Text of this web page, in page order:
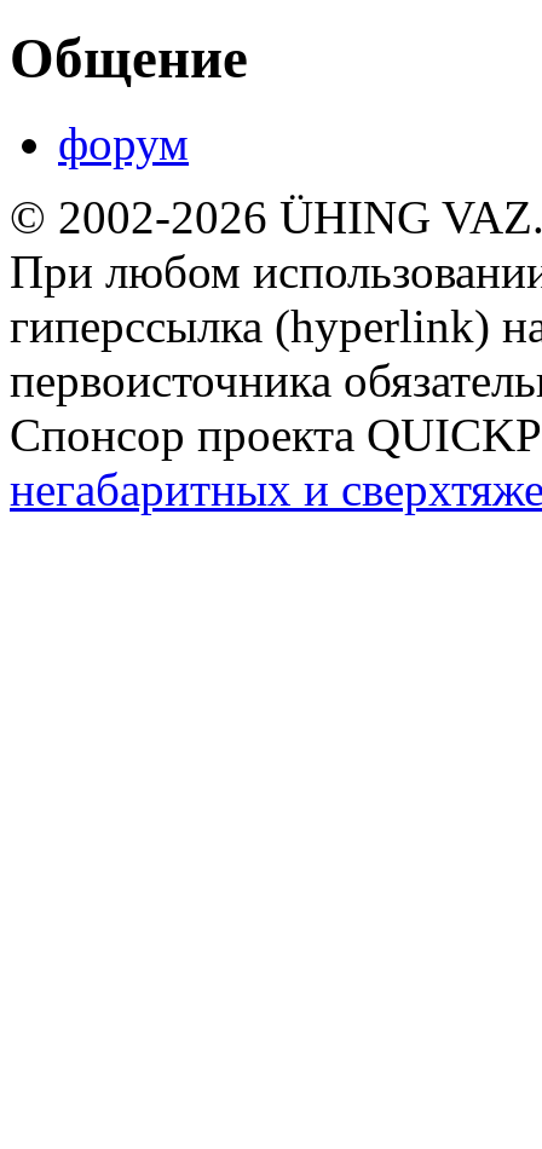
Общение
форум
© 2002-2026 ÜHING
При любом
гиперссылка (hyperlink)
первоисточника
Спонсор проекта
негабаритных и